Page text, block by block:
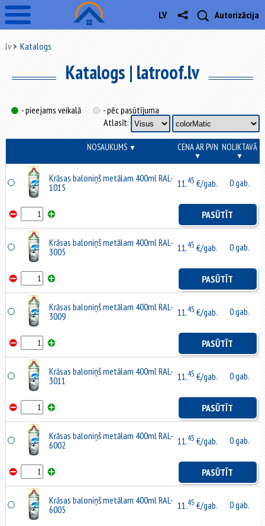
Autorizācija
LV
lv Katalogs
Katalogs | latroof.lv
- pieejams veikalā
- pēc pasūtījuma
Atlasīt:
NOSAUKUMS ▼ CENA AR PVN
▼
NOLIKTAVĀ
▼
Krāsas baloniņš metālam 400ml RAL-
1015
11.45 €/gab. 0 gab.
PASŪTĪT
Krāsas baloniņš metālam 400ml RAL-
3005
11.45 €/gab. 0 gab.
PASŪTĪT
Krāsas baloniņš metālam 400ml RAL-
3009
11.45 €/gab. 0 gab.
PASŪTĪT
Krāsas baloniņš metālam 400ml RAL-
3011
11.45 €/gab. 0 gab.
PASŪTĪT
Krāsas baloniņš metālam 400ml RAL-
6002
11.45 €/gab. 0 gab.
PASŪTĪT
Krāsas baloniņš metālam 400ml RAL-
6005
11.45 €/gab. 0 gab.